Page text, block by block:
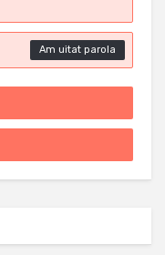
Am uitat parola